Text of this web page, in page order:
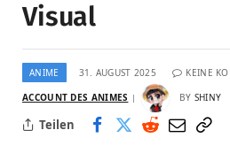
Visual
ANIME 31. AUGUST 2025 KEINE
ACCOUNT DES ANIMES
BY SHINY
Teilen